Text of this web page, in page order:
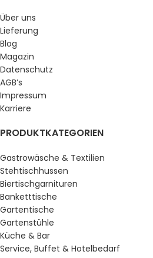
Über uns
Lieferung
Blog
Magazin
Datenschutz
AGB’s
Impressum
Karriere
PRODUKTKATEGORIEN
Gastrowäsche & Textilien
Stehtischhussen
Biertischgarnituren
Banketttische
Gartentische
Gartenstühle
Küche & Bar
Service, Buffet & Hotelbedarf